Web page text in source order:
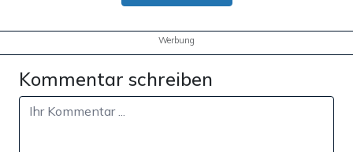
Werbung
Kommentar schreiben